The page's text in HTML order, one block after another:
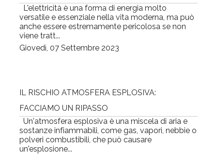
L'elettricità è una forma di energia molto
versatile e essenziale nella vita moderna, ma può
anche essere estremamente pericolosa se non
viene tratt...
Giovedì, 07 Settembre 2023
IL RISCHIO ATMOSFERA ESPLOSIVA:
FACCIAMO UN RIPASSO
Un'atmosfera esplosiva è una miscela di aria e
sostanze infiammabili, come gas, vapori, nebbie o
polveri combustibili, che può causare
un'esplosione...